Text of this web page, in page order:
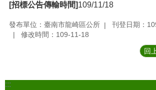
[招標公告傳輸時間]109/11/18
發布單位：臺南市龍崎區公所
刊登日期：
修改時間：109-11-18
回
:::